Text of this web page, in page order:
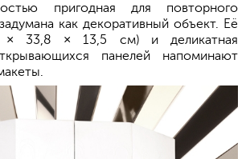
пригодная для повторного
как декоративный объект. Её
× 33,8 × 13,5 см) и деликатная
панелей напоминают